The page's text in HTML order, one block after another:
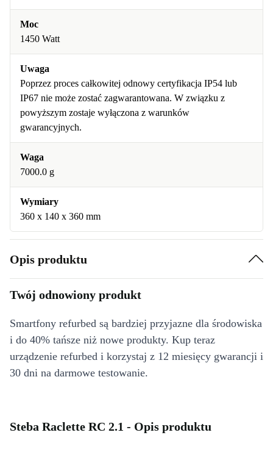
Moc
1450 Watt
Uwaga
Poprzez proces całkowitej odnowy certyfikacja IP54 lub
IP67 nie może zostać zagwarantowana. W związku z
powyższym zostaje wyłączona z warunków
gwarancyjnych.
Waga
7000.0 g
Wymiary
360 x 140 x 360 mm
Opis produktu
Twój odnowiony produkt
Smartfony refurbed są bardziej przyjazne dla środowiska
i do 40% tańsze niż nowe produkty. Kup teraz
urządzenie refurbed i korzystaj z 12 miesięcy gwarancji i
30 dni na darmowe testowanie.
Steba Raclette RC 2.1 - Opis produktu